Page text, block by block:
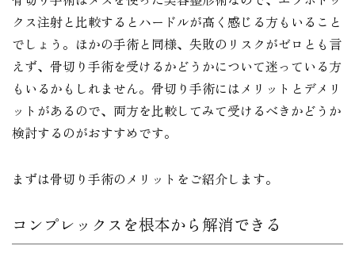
クス注射と比較するとハードルが高く感じる方もいること
でしょう。ほかの手術と同様、失敗のリスクがゼロとも言
えず、骨切り手術を受けるかどうかについて迷っている方
もいるかもしれません。骨切り手術にはメリットとデメリ
ットがあるので、両方を比較してみて受けるべきかどうか
検討するのがおすすめです。
まずは骨切り手術のメリットをご紹介します。
コンプレックスを根本から解消できる